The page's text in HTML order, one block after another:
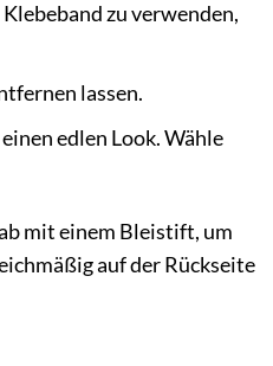
zu verwenden,
lassen.
edlen Look. Wähle
mit einem Bleistift, um
auf der Rückseite